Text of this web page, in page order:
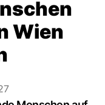
Wien